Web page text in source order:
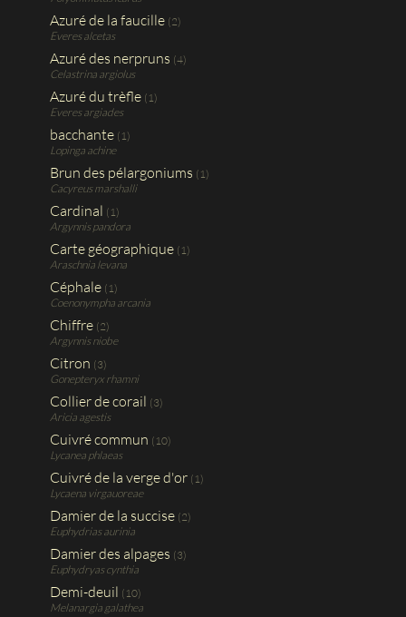
Azuré de la faucille (2)
Everes alcetas
Azuré des nerpruns (4)
Celastrina argiolus
Azuré du trèfle (1)
Everes argiades
bacchante (1)
Lopinga achine
Brun des pélargoniums (1)
Cacyreus marshalli
Cardinal (1)
Argynnis pandora
Carte géographique (1)
Araschnia levana
Céphale (1)
Coenonympha arcania
Chiffre (2)
Argynnis niobe
Citron (3)
Gonepteryx rhamni
Collier de corail (3)
Aricia agestis
Cuivré commun (10)
Lycanea phlaeas
Cuivré de la verge d'or (1)
Lycaena virgauoreae
Damier de la succise (2)
Euphydrias aurinia
Damier des alpages (3)
Euphydryas cynthia
Demi-deuil (10)
Melanargia galathea